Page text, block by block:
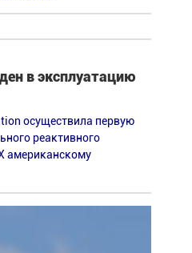
в эксплуатацию
осуществила первую
реактивного
американскому